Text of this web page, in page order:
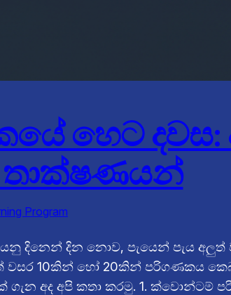
හෙට
තාක්ෂණයන්
Program
දිනෙන් දින නොව, පැයෙන් පැය අලුත්
වසර 10කින් හෝ 20කින් පරිගණකය
අද අපි කතා කරමු. 1. ක්වොන්ටම්